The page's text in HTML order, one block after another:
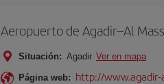
Aeropuerto de Agadir–Al
Situación: Agadir Ver en mapa
Página web: http://www.agadir-